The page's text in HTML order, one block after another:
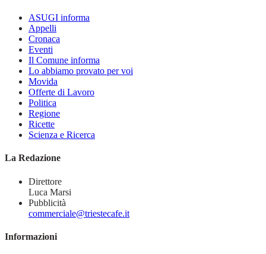
ASUGI informa
Appelli
Cronaca
Eventi
Il Comune informa
Lo abbiamo provato per voi
Movida
Offerte di Lavoro
Politica
Regione
Ricette
Scienza e Ricerca
La Redazione
Direttore
Luca Marsi
Pubblicità
commerciale@triestecafe.it
Informazioni